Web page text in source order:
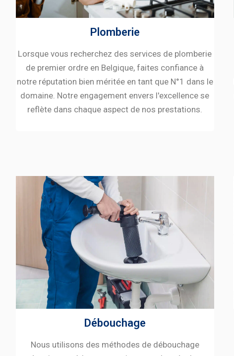
Plomberie
Lorsque vous recherchez des services de plomberie
de premier ordre en Belgique, faites confiance à
notre réputation bien méritée en tant que N°1 dans le
domaine. Notre engagement envers l'excellence se
reflète dans chaque aspect de nos prestations.
Débouchage
Nous utilisons des méthodes de débouchage